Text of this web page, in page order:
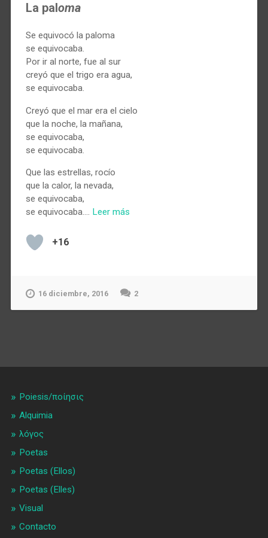
La paloma
Se equivocó la paloma
se equivocaba.
Por ir al norte, fue al sur
creyó que el trigo era agua,
se equivocaba.
Creyó que el mar era el cielo
que la noche, la mañana,
se equivocaba,
se equivocaba.
Que las estrellas, rocío
que la calor, la nevada,
se equivocaba,
se equivocaba.… Leer más
+16
16 diciembre, 2016 2
Poiesis/ποίησις
Alquimia
λóγος
Poetas
Poetas (Ellos)
Poetas (Elles)
Visual
Contacto